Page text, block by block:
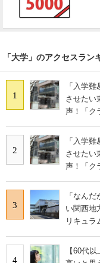
「大学」のアクセスラン
1
「入学
させたい
声！「ク
2
「入学
させたい
声！「ク
3
「なん
い関西地
リキュラ
4
【60代